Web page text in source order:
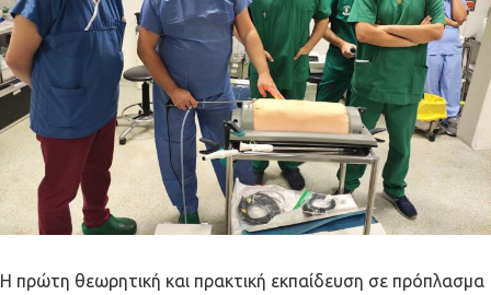
Η πρώτη θεωρητική και πρακτική εκπαίδευση σε πρόπλασμα